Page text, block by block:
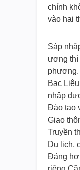
chính
vào hai
Sáp
ương thì
Bạc
nhập
Đào tạo
Giao
Truyền
Du lịch,
Đảng